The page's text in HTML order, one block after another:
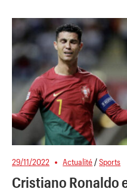
29/11/2022 Actualité /Sports
Cristiano Ronaldo